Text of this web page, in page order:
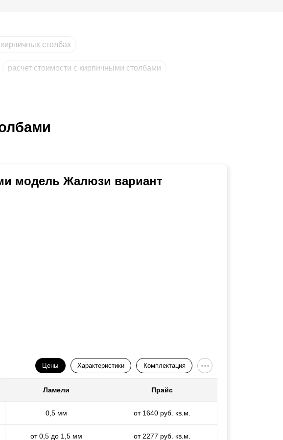
столбах
расчет стоимости с кирпичными столбами
модель Жалюзи вариант
Цены Характеристики Комплектация
Ламели Прайс
0,5 мм от 1640 руб. кв.м.
от 0,5 до 1,5 мм от 2277 руб. кв.м.